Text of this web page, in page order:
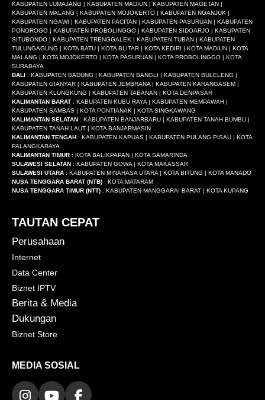
KABUPATEN LUMAJANG | KABUPATEN MADIUN | KABUPATEN MAGETAN |
KABUPATEN MALANG | KABUPATEN MOJOKERTO | KABUPATEN NGANJUK |
KABUPATEN NGAWI | KABUPATEN PACITAN | KABUPATEN PASURUAN | KABUPATEN
PONOROGO | KABUPATEN PROBOLINGGO | KABUPATEN SIDOARJO | KABUPATEN
SITUBONDO | KABUPATEN TRENGGALEK | KABUPATEN TUBAN | KABUPATEN
TULUNGAGUNG | KOTA BATU | KOTA BLITAR | KOTA KEDIRI | KOTA MADIUN | KOTA
MALANG | KOTA MOJOKERTO | KOTA PASURUAN | KOTA PROBOLINGGO | KOTA
SURABAYA
BALI : KABUPATEN BADUNG | KABUPATEN BANGLI | KABUPATEN BULELENG |
KABUPATEN GIANYAR | KABUPATEN JEMBRANA | KABUPATEN KARANGASEM |
KABUPATEN KLUNGKUNG | KABUPATEN TABANAN | KOTA DENPASAR
KALIMANTAN BARAT : KABUPATEN KUBU RAYA | KABUPATEN MEMPAWAH |
KABUPATEN SAMBAS | KOTA PONTIANAK | KOTA SINGKAWANG
KALIMANTAN SELATAN : KABUPATEN BANJARBARU | KABUPATEN TANAH BUMBU |
KABUPATEN TANAH LAUT | KOTA BANJARMASIN
KALIMANTAN TENGAH : KABUPATEN KAPUAS | KABUPATEN PULANG PISAU | KOTA
PALANGKARAYA
KALIMANTAN TIMUR : KOTA BALIKPAPAN | KOTA SAMARINDA
SULAWESI SELATAN : KABUPATEN GOWA | KOTA MAKASSAR
SULAWESI UTARA : KABUPATEN MINAHASA UTARA | KOTA BITUNG | KOTA MANADO
NUSA TENGGARA BARAT (NTB) : KOTA MATARAM
NUSA TENGGARA TIMUR (NTT) : KABUPATEN MANGGARAI BARAT | KOTA KUPANG
TAUTAN CEPAT
Perusahaan
Internet
Data Center
Biznet IPTV
Berita & Media
Dukungan
Biznet Store
MEDIA SOSIAL